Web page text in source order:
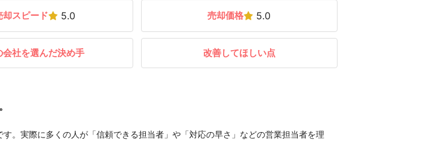
却スピード 5.0 売却価格 5.0
会社を選んだ決め手 改善してほしい点
。実際に多くの人が「信頼できる担当者」や「対応の早さ」などの営業担当者を理